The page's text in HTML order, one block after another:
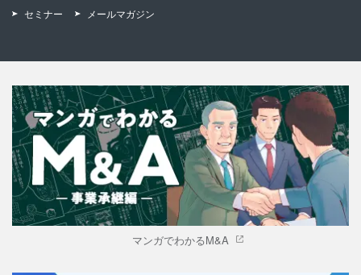
セミナー メールマガジン
マンガでわかるM&A